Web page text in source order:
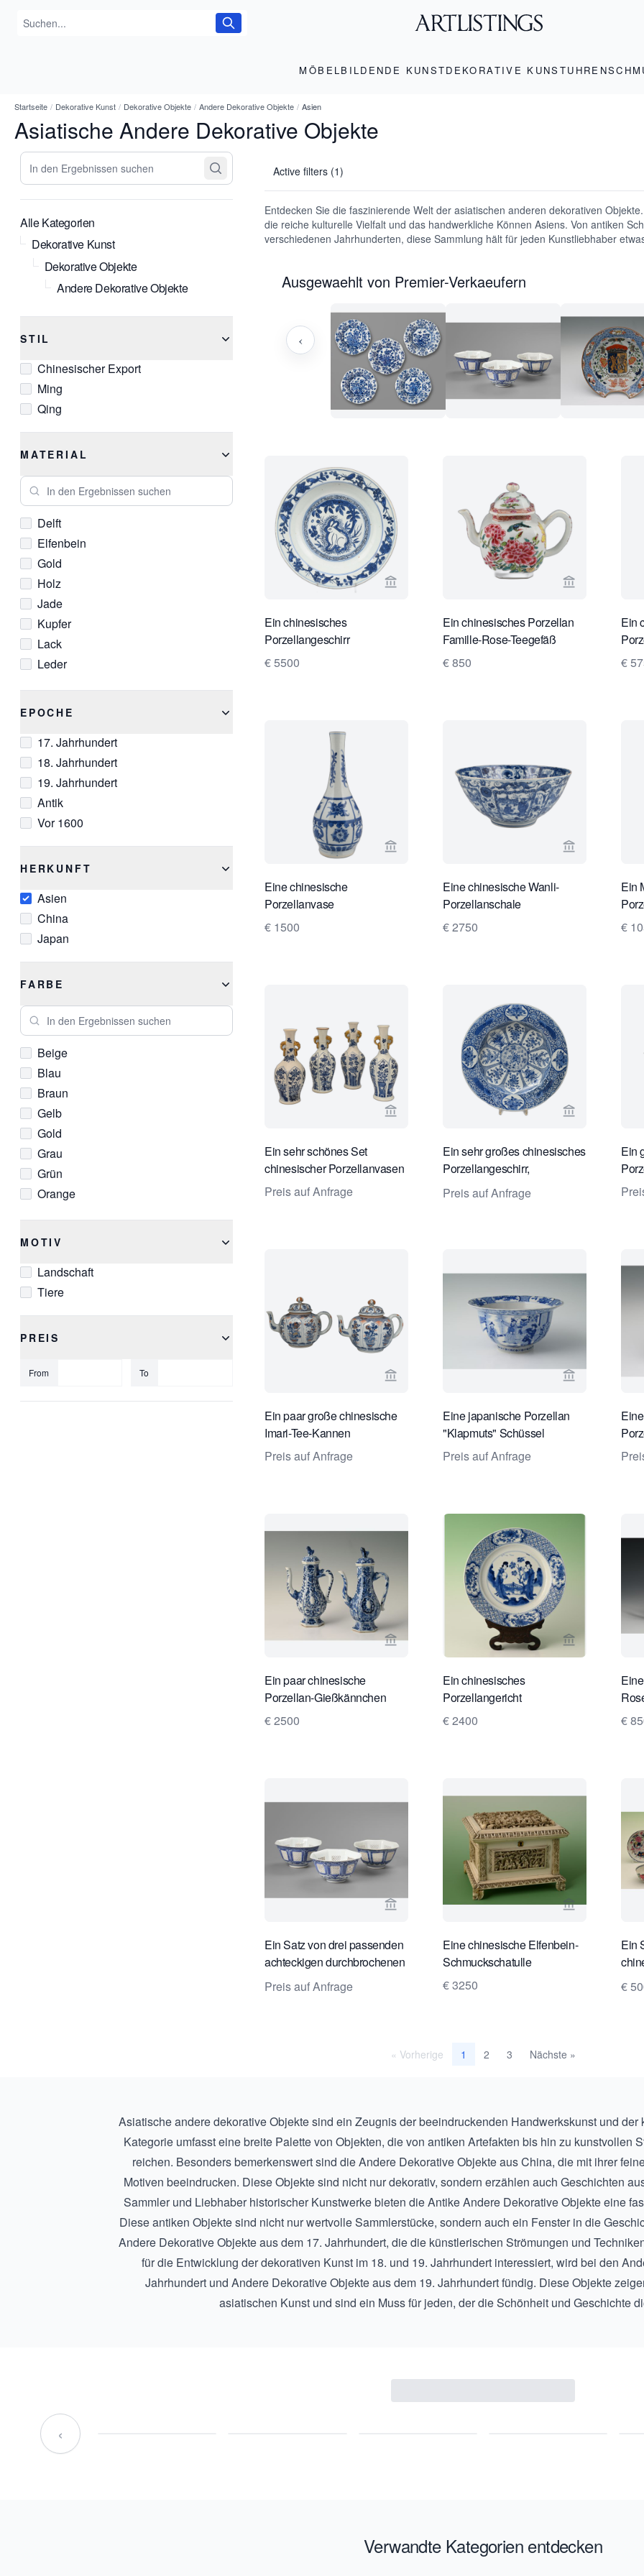
MÖBELBILDENDE KUNSTDEKORATIVE KUNSTUHREN
Startseite / Dekorative Kunst / Dekorative Objekte / Andere Dekorative Objekte / Asien
Asiatische Andere Dekorative Objekte
In den Ergebnissen suchen
Alle Kategorien
Dekorative Kunst
Dekorative Objekte
Andere Dekorative Objekte
STIL
Chinesischer Export
Ming
Qing
MATERIAL
In den Ergebnissen suchen
Delft
Elfenbein
Gold
Holz
Jade
Kupfer
Lack
Leder
Steingut
Ton
EPOCHE
17. Jahrhundert
18. Jahrhundert
19. Jahrhundert
Antik
Vor 1600
HERKUNFT
Asien
China
Japan
FARBE
In den Ergebnissen suchen
Beige
Blau
Braun
Gelb
Gold
Grau
Grün
Orange
Silber
Weiß
MOTIV
Landschaft
Tiere
PREIS
From To
Active filters (1)
Entdecken Sie die faszinierende Welt der asiatischen anderen dekorativen
die reiche kulturelle Vielfalt und das handwerkliche Können Asiens. Von antiken
verschiedenen Jahrhunderten, diese Sammlung hält für jeden Kunstliebhaber
Ausgewaehlt von Premier-Verkaeufern
‹
Verkaeuferseite von Limburg Antiquairs ansehen
Ein chinesisches
Porzellangeschirr
€ 5500
Ein chinesisches Porzellan
Famille-Rose-Teegefäß
€ 850
Ein
€
Verkaeuferseite von Limburg Antiquairs ansehen
Eine chinesische
Porzellanvase
€ 1500
Eine chinesische Wanli-
Porzellanschale
€ 2750
Ein
€
Verkaeuferseite von Limburg Antiquairs ansehen
Ein sehr schönes Set
chinesischer Porzellanvasen
Preis auf Anfrage
Ein sehr großes chinesisches
Porzellangeschirr,
Durchmesser 55 cm.
Preis auf Anfrage
Ein
Verkaeuferseite von Limburg Antiquairs ansehen
Ein paar große chinesische
Imari-Tee-Kannen
Preis auf Anfrage
Eine japanische Porzellan
"Klapmuts" Schüssel
Preis auf Anfrage
Verkaeuferseite von Limburg Antiquairs ansehen
Ein paar chinesische
Porzellan-Gießkännchen
€ 2500
Ein chinesisches
Porzellangericht
€ 2400
€
Verkaeuferseite von Daatselaar Fine Art &
Ein Satz von drei passenden
achteckigen durchbrochenen
blau-weißen Schalen
Preis auf Anfrage
Eine chinesische Elfenbein-
Schmuckschatulle
€ 3250
Ein
€
« Vorherige 1 2 3 Nächste »
Asiatische andere dekorative Objekte sind ein Zeugnis der beeindruckenden Handwerkskunst und
Kategorie umfasst eine breite Palette von Objekten, die von antiken Artefakten bis hin zu kunstvollen
reichen. Besonders bemerkenswert sind dieAndere Dekorative Objekte aus China, die mit ihrer
Motiven beeindrucken. Diese Objekte sind nicht nur dekorativ, sondern erzählen auch Geschichten
Sammler und Liebhaber historischer Kunstwerke bieten dieAntike Andere Dekorative Objekteeine
Diese antiken Objekte sind nicht nur wertvolle Sammlerstücke, sondern auch ein Fenster in die
Andere Dekorative Objekte aus dem 17. Jahrhundert, die die künstlerischen Strömungen und
für die Entwicklung der dekorativen Kunst im 18. und 19. Jahrhundert interessiert, wird bei den
Jahrhundertund Andere Dekorative Objekte aus dem 19. Jahrhundertfündig. Diese Objekte
asiatischen Kunst und sind ein Muss für jeden, der die Schönheit und Geschichte
‹
Verwandte Kategorien entdecken